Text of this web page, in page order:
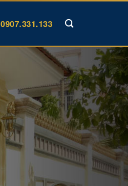
0907.331.133